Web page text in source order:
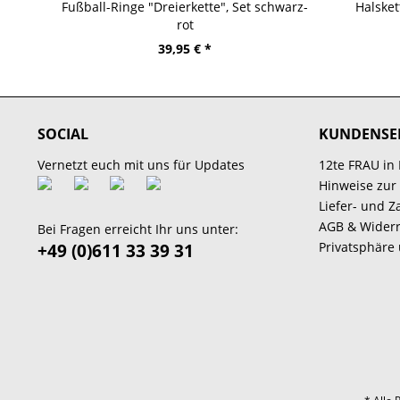
Fußball-Ringe "Dreierkette", Set schwarz-
rot
39,95 € *
SOCIAL
Vernetzt euch mit uns für Updates
Bei Fragen erreicht Ihr uns unter:
+49 (0)611 33 39 31
12te FRAU
Hinweise
Liefer- und
AGB &
Privatsphäre